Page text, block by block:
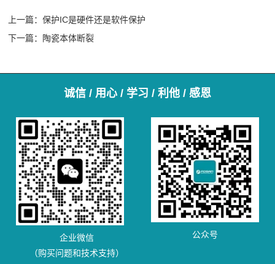
上一篇：保护IC是硬件还是软件保护
下一篇： 陶瓷本体断裂
诚信 / 用心 / 学习 / 利他 / 感恩
企业微信
（购买问题和技术支持）
公众号